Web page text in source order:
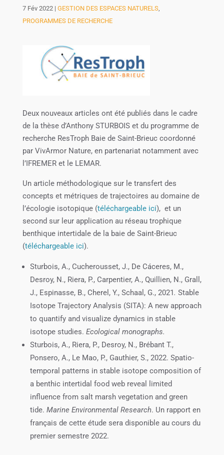
7 Fév 2022| GESTION DES ESPACES NATURELS,
PROGRAMMES DE RECHERCHE
Deux nouveaux articles ont été publiés dans le cadre
de la thèse d’Anthony STURBOIS et du programme de
recherche ResTroph Baie de Saint-Brieuc coordonné
par VivArmor Nature, en partenariat notamment avec
l’IFREMER et le LEMAR.
Un article méthodologique sur le transfert des
concepts et métriques de trajectoires au domaine de
l’écologie isotopique (téléchargeable ici), et un
second sur leur application au réseau trophique
benthique intertidale de la baie de Saint-Brieuc
(téléchargeable ici).
Sturbois, A., Cucherousset, J., De Cáceres, M.,
Desroy, N., Riera, P., Carpentier, A., Quillien, N., Grall,
J., Espinasse, B., Cherel, Y., Schaal, G., 2021. Stable
Isotope Trajectory Analysis (SITA): A new approach
to quantify and visualize dynamics in stable
isotope studies. Ecological monographs.
Sturbois, A., Riera, P., Desroy, N., Brébant T.,
Ponsero, A., Le Mao, P., Gauthier, S., 2022. Spatio-
temporal patterns in stable isotope composition of
a benthic intertidal food web reveal limited
influence from salt marsh vegetation and green
tide. Marine Environmental Research. Un rapport en
français de cette étude sera disponible au cours du
premier semestre 2022.